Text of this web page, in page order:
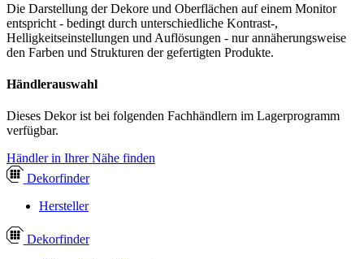
Die Darstellung der Dekore und Oberflächen auf einem Monitor
entspricht - bedingt durch unterschiedliche Kontrast-,
Helligkeitseinstellungen und Auflösungen - nur annäherungsweise
den Farben und Strukturen der gefertigten Produkte.
Händlerauswahl
Dieses Dekor ist bei folgenden Fachhändlern im Lagerprogramm
verfügbar.
Händler in Ihrer Nähe finden
Dekorfinder
Hersteller
Dekorfinder